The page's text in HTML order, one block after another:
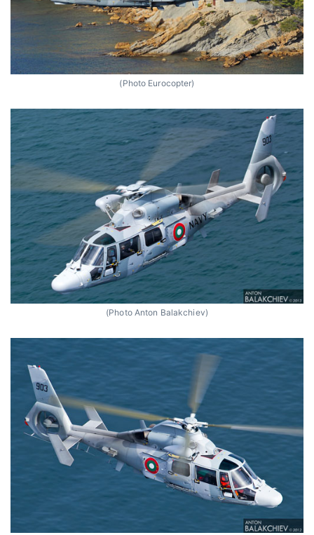
(Photo Eurocopter)
(Photo Anton Balakchiev)